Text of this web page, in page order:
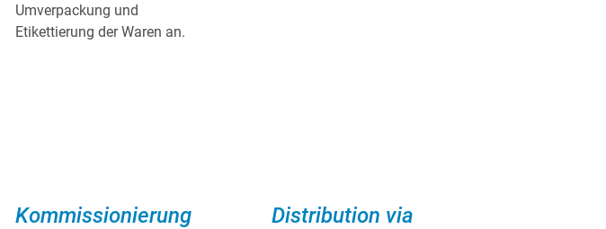
Umverpackung und
Etikettierung der Waren an.
Kommissionierung
Distribution via